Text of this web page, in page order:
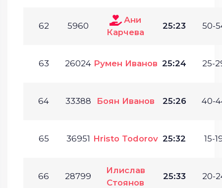
62 5960
Ани
Карчева
25:23 50-
63 26024 Румен Иванов 25:24 25-
64 33388 Боян Иванов 25:26 40-
65 36951 Hristo Todorov 25:32 15-
66 28799
Илислав
Стоянов
25:33 20-